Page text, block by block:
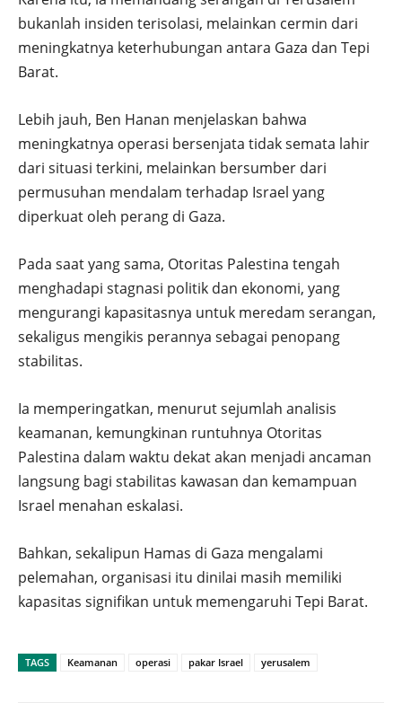
bukanlah insiden terisolasi, melainkan cermin dari
meningkatnya keterhubungan antara Gaza dan Tepi
Barat.
Lebih jauh, Ben Hanan menjelaskan bahwa
meningkatnya operasi bersenjata tidak semata lahir
dari situasi terkini, melainkan bersumber dari
permusuhan mendalam terhadap Israel yang
diperkuat oleh perang di Gaza.
Pada saat yang sama, Otoritas Palestina tengah
menghadapi stagnasi politik dan ekonomi, yang
mengurangi kapasitasnya untuk meredam serangan,
sekaligus mengikis perannya sebagai penopang
stabilitas.
Ia memperingatkan, menurut sejumlah analisis
keamanan, kemungkinan runtuhnya Otoritas
Palestina dalam waktu dekat akan menjadi ancaman
langsung bagi stabilitas kawasan dan kemampuan
Israel menahan eskalasi.
Bahkan, sekalipun Hamas di Gaza mengalami
pelemahan, organisasi itu dinilai masih memiliki
kapasitas signifikan untuk memengaruhi Tepi Barat.
TAGS Keamanan operasi pakar Israel yerusalem